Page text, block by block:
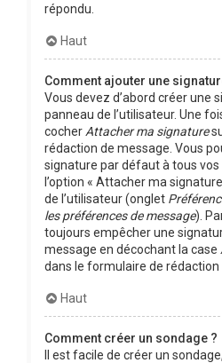
répondu.
Haut
Comment ajouter une
Vous devez d’abord créer une
panneau de l’utilisateur. Une
cocher Attacher ma signature
rédaction de message. Vous
signature par défaut à tous
l’option « Attacher ma
de l’utilisateur (onglet
les préférences de message).
toujours empêcher une
message en décochant la case
dans le formulaire de rédaction
Haut
Comment créer un sondage ?
Il est facile de créer un